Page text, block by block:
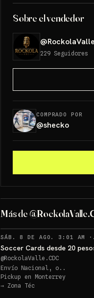
Sobre el vendedor
@
229 Seguidores
COMPRADO POR
@shecko
Más de
SÁB. 8 DE AGO. 3:01 AM ·
Soccer Cards desde 20
@RockolaValle.CDC
Envío Nacional, o..
Pickup en Monterrey
→ Zona Téc